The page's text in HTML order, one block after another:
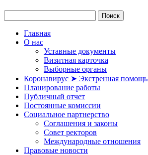
Главная
О нас
Уставные документы
Визитная карточка
Выборные органы
Коронавирус ➤ Экстренная помощь
Планирование работы
Публичный отчет
Постоянные комиссии
Социальное партнерство
Соглашения и законы
Совет ректоров
Международные отношения
Правовые новости